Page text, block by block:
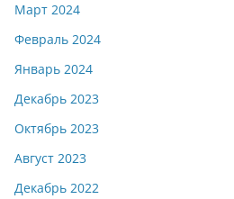
Март 2024
Февраль 2024
Январь 2024
Декабрь 2023
Октябрь 2023
Август 2023
Декабрь 2022